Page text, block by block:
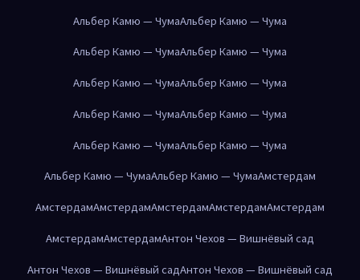
Альбер Камю — ЧумаАльбер Камю — Чума
Альбер Камю — ЧумаАльбер Камю — Чума
Альбер Камю — ЧумаАльбер Камю — Чума
Альбер Камю — ЧумаАльбер Камю — Чума
Альбер Камю — ЧумаАльбер Камю — Чума
Альбер Камю — ЧумаАльбер Камю — ЧумаАмстердам
АмстердамАмстердамАмстердамАмстердамАмстердам
АмстердамАмстердамАнтон Чехов — Вишнёвый сад
Антон Чехов — Вишнёвый садАнтон Чехов — Вишнёвый сад